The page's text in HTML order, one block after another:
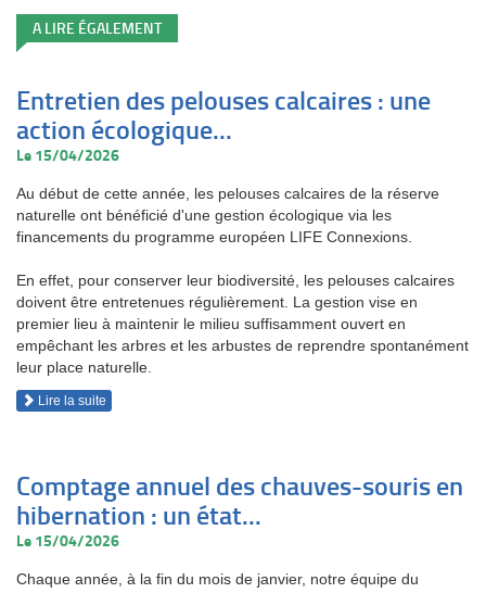
A LIRE ÉGALEMENT
Entretien des pelouses calcaires : une
action écologique...
Le 15/04/2026
Au début de cette année, les pelouses calcaires de la réserve
naturelle ont bénéficié d'une gestion écologique via les
financements du programme européen LIFE Connexions.
En effet, pour conserver leur biodiversité, les pelouses calcaires
doivent être entretenues régulièrement. La gestion vise en
premier lieu à maintenir le milieu suffisamment ouvert en
empêchant les arbres et les arbustes de reprendre spontanément
leur place naturelle.
Lire la suite
Comptage annuel des chauves-souris en
hibernation : un état...
Le 15/04/2026
Chaque année, à la fin du mois de janvier, notre équipe du